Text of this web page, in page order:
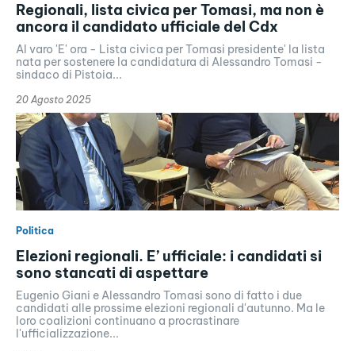
Regionali, lista civica per Tomasi, ma non è
ancora il candidato ufficiale del Cdx
Al varo 'E' ora - Lista civica per Tomasi presidente' la lista
nata per sostenere la candidatura di Alessandro Tomasi -
sindaco di Pistoia...
20 Agosto 2025
Politica
Elezioni regionali. E’ ufficiale: i candidati si
sono stancati di aspettare
Eugenio Giani e Alessandro Tomasi sono di fatto i due
candidati alle prossime elezioni regionali d'autunno. Ma le
loro coalizioni continuano a procrastinare
l'ufficializzazione...